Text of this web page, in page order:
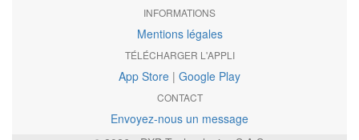
INFORMATIONS
Mentions légales
TÉLÉCHARGER L'APPLI
App Store | Google Play
CONTACT
Envoyez-nous un message